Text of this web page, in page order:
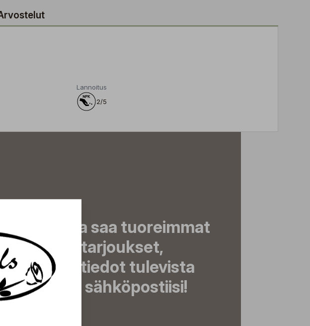
Lannoitus
2/5
ja saa tuoreimmat
tarjoukset,
sekä tiedot tulevista
suoraan sähköpostiisi!